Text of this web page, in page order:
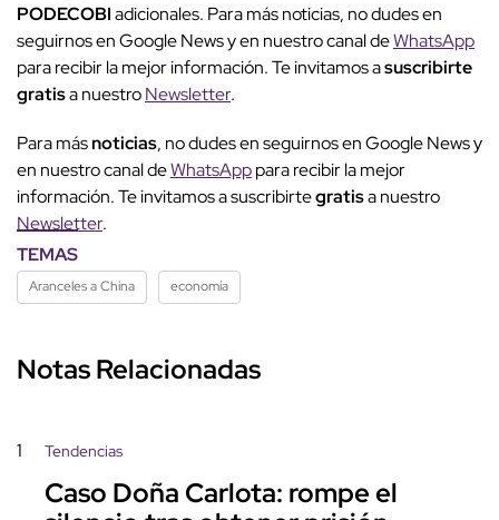
PODECOBIadicionales. Para más noticias, no dudes en
seguirnos en Google News y en nuestro canal deWhatsApp
para recibir la mejor información. Te invitamos asuscribirte
gratisa nuestroNewsletter.
Para másnoticias, no dudes en seguirnos en Google News y
en nuestro canal deWhatsApppara recibir la mejor
información. Te invitamos a suscribirtegratisa nuestro
Newsletter.
TEMAS
Aranceles a China economía
Notas Relacionadas
1 Tendencias
Caso Doña Carlota: rompe el